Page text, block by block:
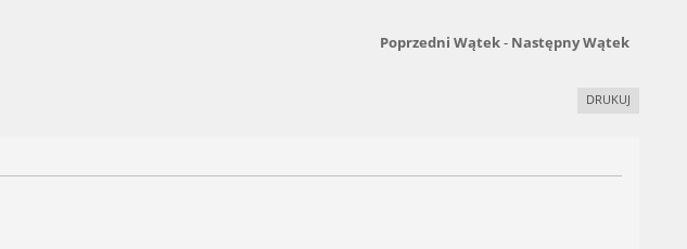
Poprzedni Wątek- Następny Wątek
DRUKUJ